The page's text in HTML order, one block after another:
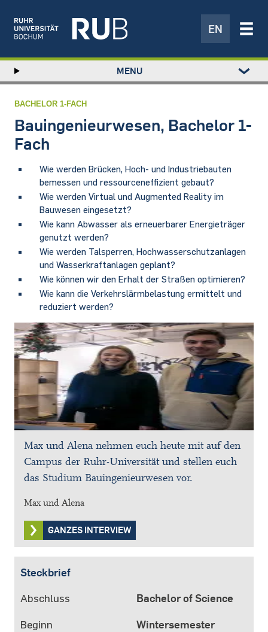
EN
STUDIUM
FORSCHUNG
TRANSFER
NEWS
ÜBER UNS
EINRICHTUNGEN
Left
study
menu
MENU
BACHELOR 1-FACH
Bauingenieurwesen, Bachelor 1-
Fach
Wie werden Brücken, Hoch- und Industriebauten
bemessen und ressourceneffizient gebaut?
Wie werden Virtual und Augmented Reality im
Bauwesen eingesetzt?
Wie kann Abwasser als erneuerbarer Energieträger
genutzt werden?
Wie werden Talsperren, Hochwasserschutzanlagen
und Wasserkraftanlagen geplant?
Wie können wir den Erhalt der Straßen optimieren?
Wie kann die Verkehrslärmbelastung ermittelt und
reduziert werden?
Max und Alena nehmen euch heute mit auf den
Campus der Ruhr-Universität und stellen euch
das Studium Bauingenieurwesen vor.
Max und Alena
GANZES INTERVIEW
Steckbrief
Abschluss Bachelor of Science
Beginn Wintersemester